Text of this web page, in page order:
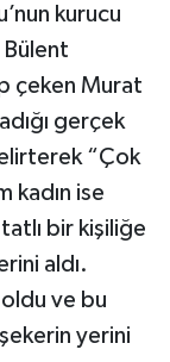
kurucu
çeken Murat
gerçek
“Çok
kadın ise
bir kişiliğe
aldı.
ve bu
şekerin yerini